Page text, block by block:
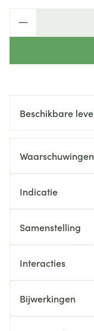
Beschikbare
Waarschuwingen
Indicatie
Samenstelling
Interacties
Bijwerkingen